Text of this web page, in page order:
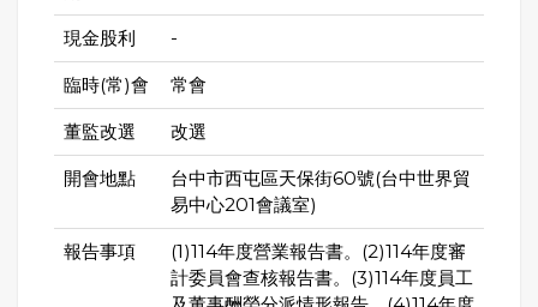
現金股利 -
臨時(常)會 常會
董監改選 改選
開會地點
台中市西屯區天保街60號(台中世界貿
易中心201會議室)
報告事項
(1)114年度營業報告書。(2)114年度審
計委員會查核報告書。(3)114年度員工